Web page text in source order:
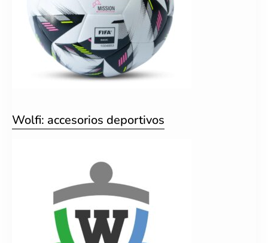
Wolfi: accesorios deportivos